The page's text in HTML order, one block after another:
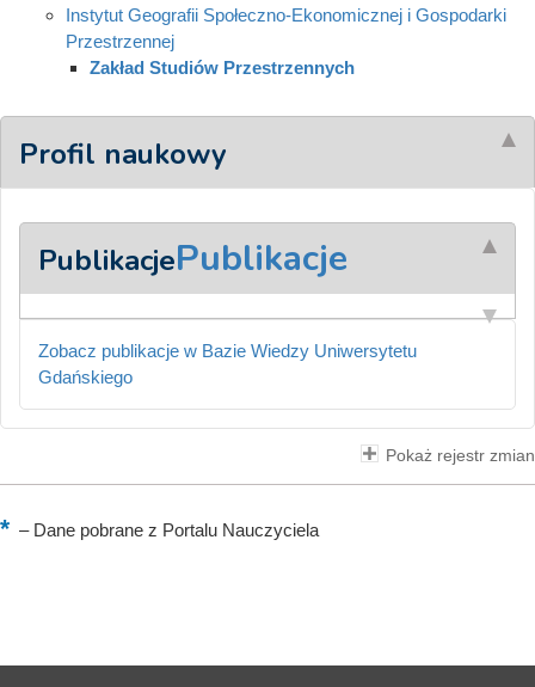
Instytut Geografii Społeczno-Ekonomicznej i Gospodarki
Przestrzennej
Zakład Studiów Przestrzennych
Profil naukowy
PublikacjePublikacje
Zobacz publikacje w Bazie Wiedzy Uniwersytetu
Gdańskiego
Pokaż rejestr zmian
–Dane pobrane z Portalu Nauczyciela